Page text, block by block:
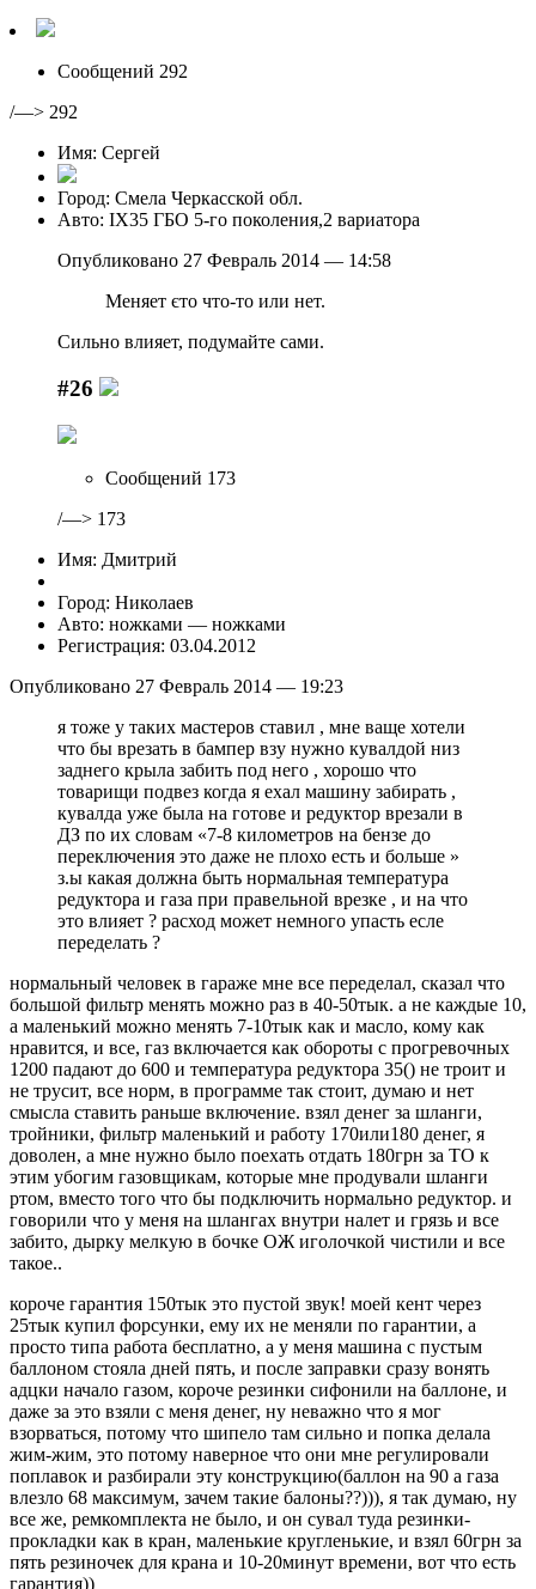
Сообщений 292
/—> 292
Имя: Сергей
Город: Смела Черкасской обл.
Авто: IX35 ГБО 5-го поколения,2 вариатора
Опубликовано 27 Февраль 2014 — 14:58
Меняет єто что-то или нет.
Сильно влияет, подумайте сами.
#26
Сообщений 173
/—> 173
Имя: Дмитрий
Город: Николаев
Авто: ножками — ножками
Регистрация: 03.04.2012
Опубликовано 27 Февраль 2014 — 19:23
я тоже у таких мастеров ставил , мне ваще хотели
что бы врезать в бампер взу нужно кувалдой низ
заднего крыла забить под него , хорошо что
товарищи подвез когда я ехал машину забирать ,
кувалда уже была на готове и редуктор врезали в
ДЗ по их словам «7-8 километров на бензе до
переключения это даже не плохо есть и больше »
з.ы какая должна быть нормальная температура
редуктора и газа при правельной врезке , и на что
это влияет ? расход может немного упасть есле
переделать ?
нормальный человек в гараже мне все переделал, сказал что
большой фильтр менять можно раз в 40-50тык. а не каждые 10,
а маленький можно менять 7-10тык как и масло, кому как
нравится, и все, газ включается как обороты с прогревочных
1200 падают до 600 и температура редуктора 35() не троит и
не трусит, все норм, в программе так стоит, думаю и нет
смысла ставить раньше включение. взял денег за шланги,
тройники, фильтр маленький и работу 170или180 денег, я
доволен, а мне нужно было поехать отдать 180грн за ТО к
этим убогим газовщикам, которые мне продували шланги
ртом, вместо того что бы подключить нормально редуктор. и
говорили что у меня на шлангах внутри налет и грязь и все
забито, дырку мелкую в бочке ОЖ иголочкой чистили и все
такое..
короче гарантия 150тык это пустой звук! моей кент через
25тык купил форсунки, ему их не меняли по гарантии, а
просто типа работа бесплатно, а у меня машина с пустым
баллоном стояла дней пять, и после заправки сразу вонять
адцки начало газом, короче резинки сифонили на баллоне, и
даже за это взяли с меня денег, ну неважно что я мог
взорваться, потому что шипело там сильно и попка делала
жим-жим, это потому наверное что они мне регулировали
поплавок и разбирали эту конструкцию(баллон на 90 а газа
влезло 68 максимум, зачем такие балоны??))), я так думаю, ну
все же, ремкомплекта не было, и он сувал туда резинки-
прокладки как в кран, маленькие кругленькие, и взял 60грн за
пять резиночек для крана и 10-20минут времени, вот что есть
гарантия))